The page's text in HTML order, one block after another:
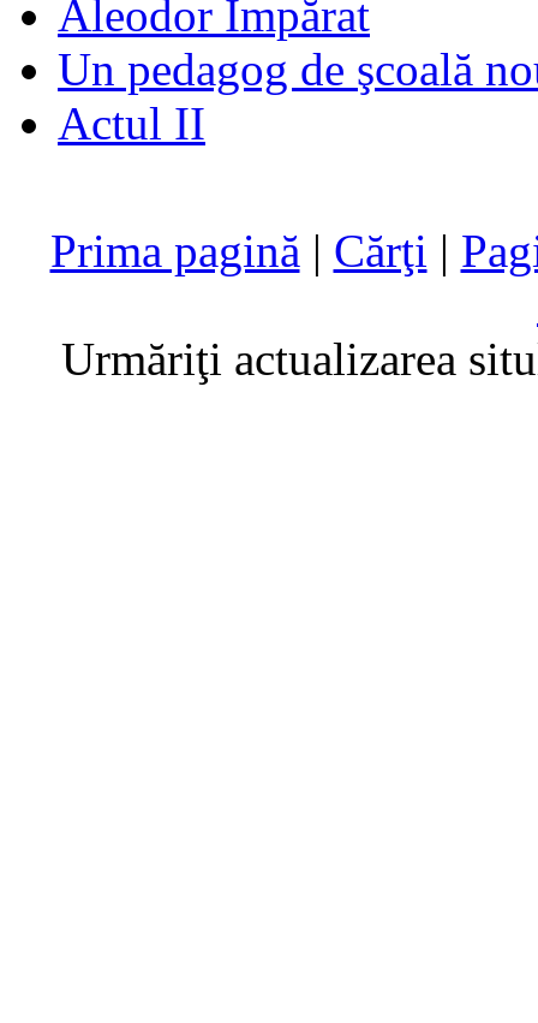
Aleodor Împărat
Un pedagog de şcoală
Actul II
Prima pagină | Cărţi |
Urmăriţi actualizarea